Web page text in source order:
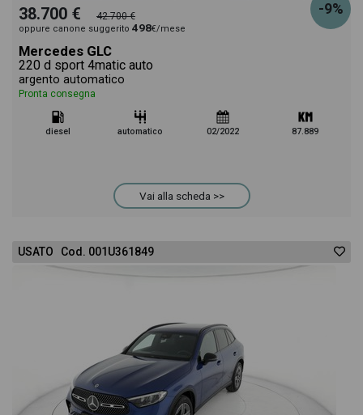
-9%
38.700 € 42.700 €
oppure canone suggerito 498€/mese
Mercedes GLC
220 d sport 4matic auto
argento automatico
Pronta consegna
diesel automatico 02/2022 87.889
Vai alla scheda >>
USATO Cod. 001U361849